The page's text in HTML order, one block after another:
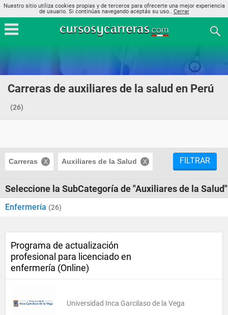
Nuestro sitio utiliza cookies propias y de terceros para ofrecerte una mejor experiencia
de usuario. Si continúas navegando aceptás su uso.. Cerrar
Carreras de auxiliares de la salud en Perú
(26)
Carreras Auxiliares de la Salud FILTRAR
Seleccione la SubCategoría de "Auxiliares de la Salud"
Enfermería (26)
Programa de actualización
profesional para licenciado en
enfermería (Online)
Universidad Inca Garcilaso de la Vega